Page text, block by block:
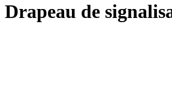
Drapeau de